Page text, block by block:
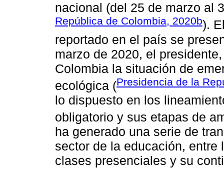
nacional (del 25 de marzo al
República de Colombia, 2020b).
reportado en el país se
marzo de 2020, el
Colombia la situación de
ecológica (Presidencia de la
lo dispuesto en los
obligatorio y sus etapas de
ha generado una serie de
sector de la educación,
clases presenciales y su